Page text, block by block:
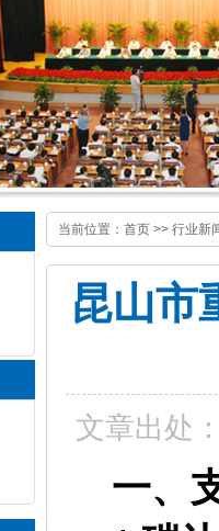
当前位置： 首页 >> 行业新
昆山市
文章出处
一、